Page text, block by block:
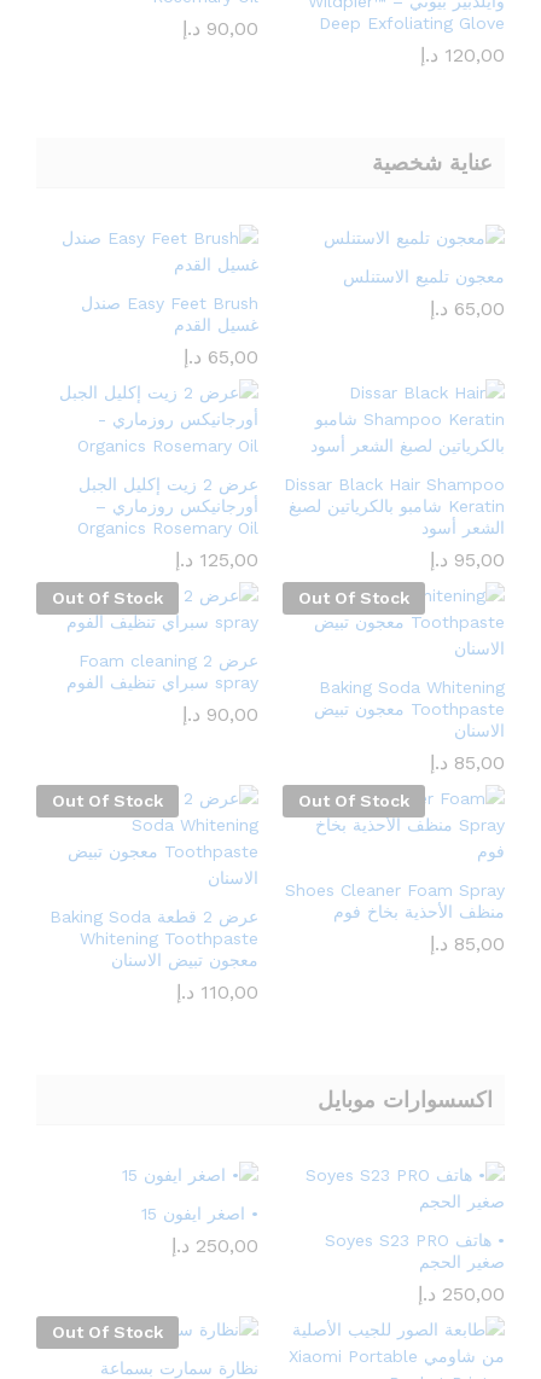
Deep Exfoliating Glove
120,00 د.إ
90,00 د.إ
عناية شخصية
معجون تلميع الاستنلس
65,00 د.إ
Easy Feet Brush صندل
غسيل القدم
65,00 د.إ
Dissar Black Hair Shampoo
Keratin شامبو بالكرياتين لصبغ
الشعر أسود
95,00 د.إ
عرض 2 زيت إكليل الجبل
أورجانيكس روزماري –
Organics Rosemary Oil
125,00 د.إ
Out Of Stock
Baking Soda Whitening
Toothpaste معجون تبيض
الاسنان
85,00 د.إ
Out Of Stock
عرض 2 Foam cleaning
spray سبراي تنظيف الفوم
90,00 د.إ
Out Of Stock
Shoes Cleaner Foam Spray
منظف ​​الأحذية بخاخ فوم
85,00 د.إ
Out Of Stock
عرض 2 قطعة Baking Soda
Whitening Toothpaste
معجون تبيض الاسنان
110,00 د.إ
اكسسوارات موبايل
• هاتف Soyes S23 PRO
صغير الحجم
250,00 د.إ
• اصغر ايفون 15
250,00 د.إ
Out Of Stock
نظارة سمارت بسماعة